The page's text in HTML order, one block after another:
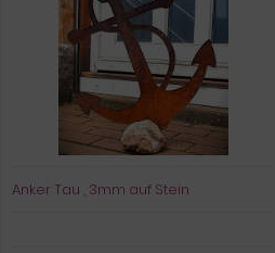
Anker Tau , 3mm auf Stein